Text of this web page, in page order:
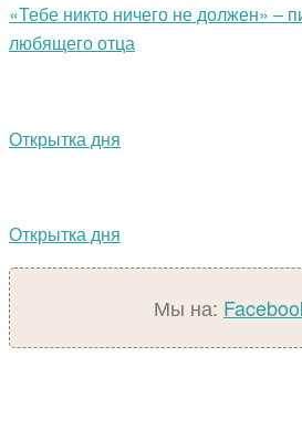
«Тебе никто ничего не должен» –
любящего отца
Открытка дня
Открытка дня
Мы на: